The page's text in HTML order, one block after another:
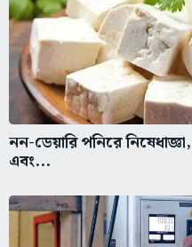
নন-ডেয়ারি পনিরে
এবং...